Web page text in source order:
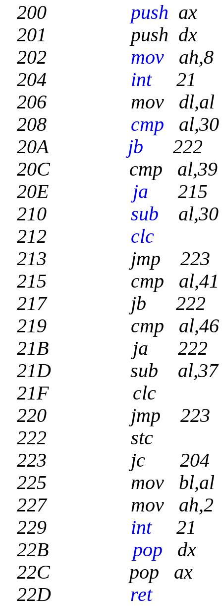
200 push
201 push dx
202 mov ah,8
204 int21
206 mov dl,al
208 cmp al,30
20A jb 222
20C
cmp al,39
20E ja 215
210sub al,30
212 clc
213 jmp 223
215 cmp al,41
217 jb 222
219 cmp al,46
21B ja 222
21D sub al,37
21F
clc
220 jmp 223
222 stc
223 jc 204
225 mov bl,al
227 mov ah,2
229 int21
22B pop dx
22C pop ax
22D ret